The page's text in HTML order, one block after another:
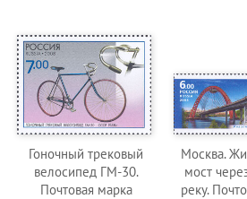
Гоночный трековый
велосипед ГМ-30.
Почтовая марка
Москва.
мост
реку.